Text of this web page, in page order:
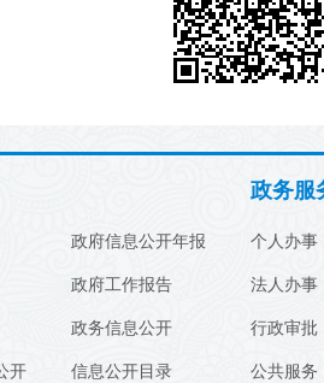
开
政府信息公开年报
政府工作报告
政务信息公开
信息公开目录
政务服
个人办事
法人办事
行政审批
公共服务